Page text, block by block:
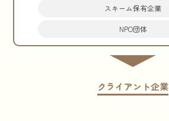
スキーム保有企業
NPO団体
クライアント企業